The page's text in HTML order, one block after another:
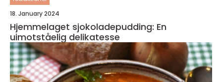
18. January 2024
Hjemmelaget sjokoladepudding: En
uimotståelig delikatesse